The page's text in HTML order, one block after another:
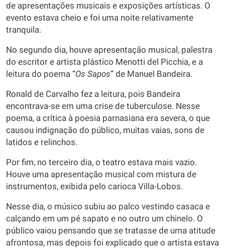
de apresentações musicais e exposições artísticas. O
evento estava cheio e foi uma noite relativamente
tranquila.
No segundo dia, houve apresentação musical, palestra
do escritor e artista plástico Menotti del Picchia, e a
leitura do poema “Os Sapos” de Manuel Bandeira.
Ronald de Carvalho fez a leitura, pois Bandeira
encontrava-se em uma crise de tuberculose. Nesse
poema, a crítica à poesia parnasiana era severa, o que
causou indignação do público, muitas vaias, sons de
latidos e relinchos.
Por fim, no terceiro dia, o teatro estava mais vazio.
Houve uma apresentação musical com mistura de
instrumentos, exibida pelo carioca Villa-Lobos.
Nesse dia, o músico subiu ao palco vestindo casaca e
calçando em um pé sapato e no outro um chinelo. O
público vaiou pensando que se tratasse de uma atitude
afrontosa, mas depois foi explicado que o artista estava